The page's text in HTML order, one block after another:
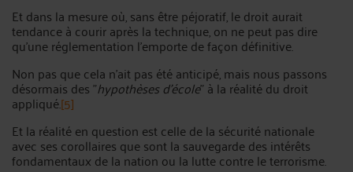
Et dans la mesure où, sans être péjoratif, le droit aurait
tendance à courir après la technique, on ne peut pas dire
qu'une réglementation l'emporte de façon définitive.
Non pas que cela n'ait pas été anticipé, mais nous passons
désormais des "hypothèses d'école" à la réalité du droit
appliqué.[5]
Et la réalité en question est celle de la sécurité nationale
avec ses corollaires que sont la sauvegarde des intérêts
fondamentaux de la nation ou la lutte contre le terrorisme.